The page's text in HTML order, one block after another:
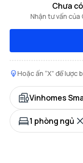
Chưa
Nhận tư vấn
Hoặc ấn “X” để
Vinhomes
1 phòng ngủ